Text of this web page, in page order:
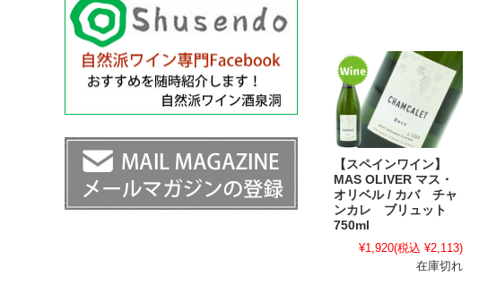
【スペインワイン】
MAS OLIVER マス・
オリベル / カバ チャ
ンカレ ブリュット
750ml
¥1,920(税込 ¥2,113)
在庫切れ